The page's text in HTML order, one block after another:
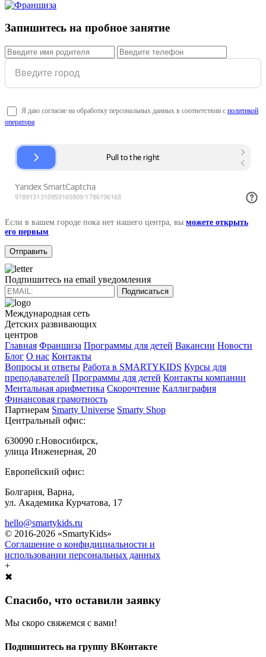
Запишитесь на пробное занятие
Я даю согласие на обработку персональных данных в соответствии с политикой
оператора
Если в вашем городе пока нет нашего центра, вы можете открыть
его первым
Подпишитесь на email уведомления
Подписаться
Международная сеть
Детских развивающих
центров
Главная Франшиза Программы для детей Вакансии Новости
Блог О нас Контакты
Вопросы и ответы Работа в SMARTYKIDS Курсы для
преподавателей Программы для детей Контакты компании
Ментальная арифметика Скорочтение Каллиграфия
Финансовая грамотность
Партнерам Smarty Universe Smarty Shop
Центральный офис:
630090 г.Новосибирск,
улица Инженерная, 20
Европейский офис:
Болгария, Варна,
ул. Академика Курчатова, 17
hello@smartykids.ru
© 2016-2026 «SmartyKids»
Соглашение о конфидициальности и
использовании персональных данных
+
✖
Спасибо, что оставили заявку
Мы скоро свяжемся с вами!
Подпишитесь на группу ВКонтакте